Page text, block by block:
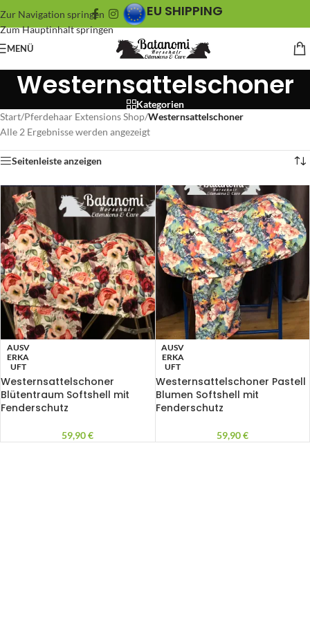
Zur Navigation springen
Zum Hauptinhalt springen
EU SHIPPING
MENÜ
Westernsattelschoner
Kategorien
Start/Pferdehaar Extensions Shop/Westernsattelschoner
Alle 2 Ergebnisse werden angezeigt
Seitenleiste anzeigen
AUSV
ERKA
UFT
Westernsattelschoner
Blütentraum Softshell mit
Fenderschutz
59,90€
AUSV
ERKA
UFT
Westernsattelschoner Pastell
Blumen Softshell mit
Fenderschutz
59,90€